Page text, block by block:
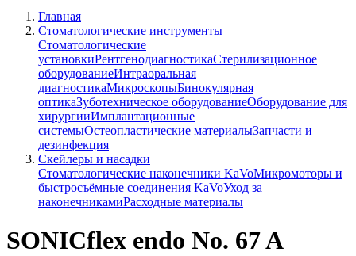
Главная
Стоматологические инструменты
Стоматологические
установкиРентгенодиагностикаСтерилизационное
оборудованиеИнтраоральная
диагностикаМикроскопыБинокулярная
оптикаЗуботехническое оборудованиеОборудование для
хирургииИмплантационные
системыОстеопластические материалыЗапчасти и
дезинфекция
Скейлеры и насадки
Стоматологические наконечники KaVoМикромоторы и
быстросъёмные соединения KaVoУход за
наконечникамиРасходные материалы
SONICflex endo No. 67 A